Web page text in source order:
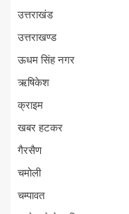
उत्तराखंड
उत्तराखण्ड
ऊधम सिंह नगर
ऋषिकेश
क्राइम
खबर हटकर
गैरसैण
चमोली
चम्पावत